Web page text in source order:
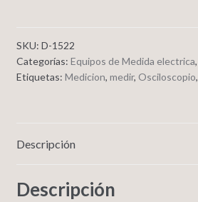
SKU: D-1522
Categorías: Equipos de Medida electrica,
Etiquetas: Medicion, medir, Osciloscopio,
Descripción
Descripción